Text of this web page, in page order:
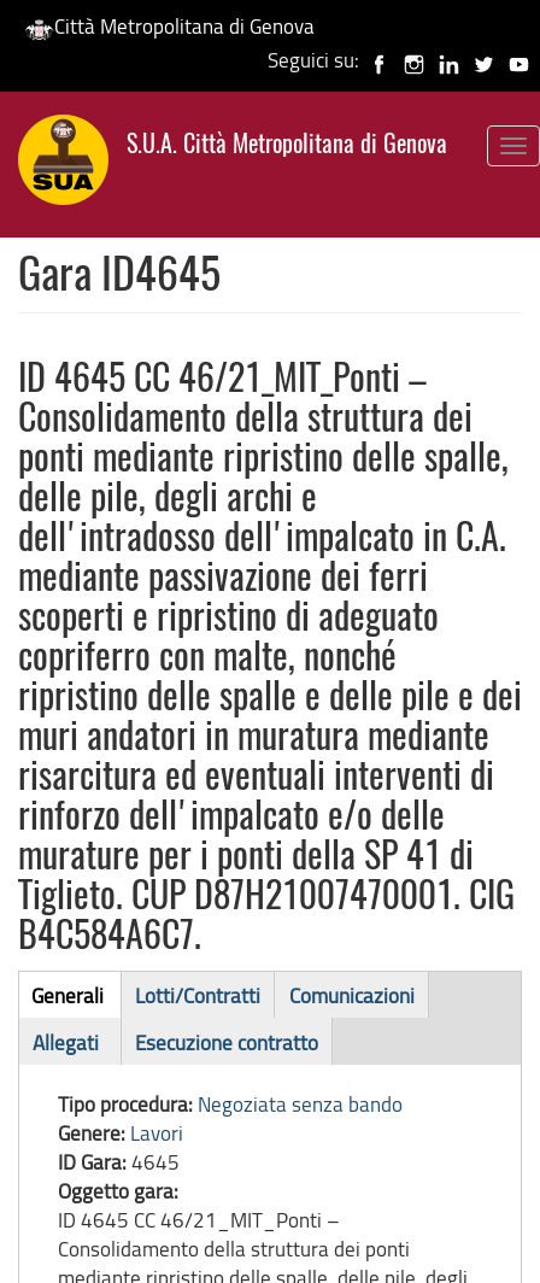
Salta
contenuto
principale
Città Metropolitana di Genova
Seguici su:
S.U.A. Città Metropolitana di Genova
Gara ID4645
ID 4645 CC 46/21_MIT_Ponti –
Consolidamento della struttura dei
ponti mediante ripristino delle spalle,
delle pile, degli archi e
dell'intradosso dell'impalcato in C.A.
mediante passivazione dei ferri
scoperti e ripristino di adeguato
copriferro con malte, nonché
ripristino delle spalle e delle pile e dei
muri andatori in muratura mediante
risarcitura ed eventuali interventi di
rinforzo dell'impalcato e/o delle
murature per i ponti della SP 41 di
Tiglieto. CUP D87H21007470001. CIG
B4C584A6C7.
Bando
di
Generali
attiva)
Lotti/Contratti
Comunicazioni
Allegati
Esecuzione contratto
Tipo procedura: Negoziata senza bando
Genere: Lavori
ID Gara:4645
Oggetto gara:
ID 4645 CC 46/21_MIT_Ponti –
Consolidamento della struttura dei ponti
mediante ripristino delle spalle, delle pile, degli